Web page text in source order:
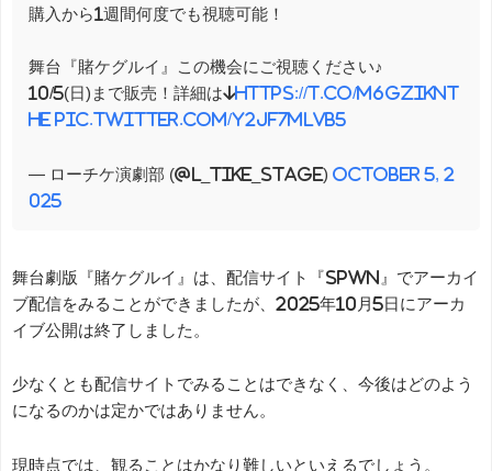
購入から1週間何度でも視聴可能！
舞台『賭ケグルイ』この機会にご視聴ください♪
10/5(日)まで販売！詳細は↓https://t.co/M6Gziknt
he pic.twitter.com/y2jF7MLvb5
— ローチケ演劇部 (@l_tike_stage) October 5, 2
025
舞台劇版『賭ケグルイ』は、配信サイト『SPWN』でアーカイ
ブ配信をみることができましたが、2025年10月5日にアーカ
イブ公開は終了しました。
少なくとも配信サイトでみることはできなく、今後はどのよう
になるのかは定かではありません。
現時点では、観ることはかなり難しいといえるでしょう。